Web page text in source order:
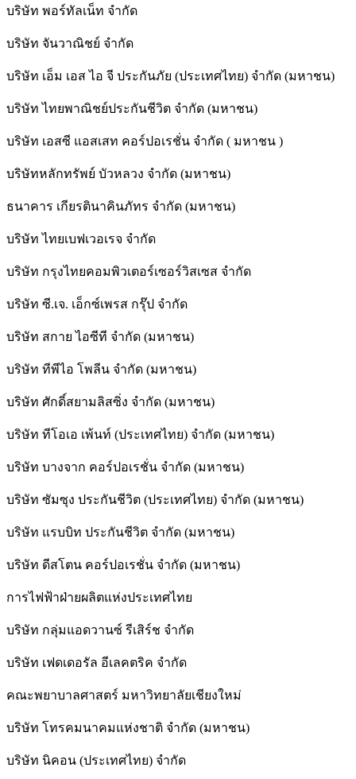
บริษัท พอร์ทัลเน็ท จำกัด
บริษัท จันวาณิชย์ จำกัด
บริษัท เอ็ม เอส ไอ จี ประกันภัย (ประเทศไทย) จำกัด (มหาชน)
บริษัท ไทยพาณิชย์ประกันชีวิต จำกัด (มหาชน)
บริษัท เอสซี แอสเสท คอร์ปอเรชั่น จำกัด ( มหาชน )
บริษัทหลักทรัพย์ บัวหลวง จำกัด (มหาชน)
ธนาคาร เกียรตินาคินภัทร จำกัด (มหาชน)
บริษัท ไทยเบฟเวอเรจ จำกัด
บริษัท กรุงไทยคอมพิวเตอร์เซอร์วิสเซส จำกัด
บริษัท ซี.เจ. เอ็กซ์เพรส กรุ๊ป จำกัด
บริษัท สกาย ไอซีที จำกัด (มหาชน)
บริษัท ทีพีไอ โพลีน จำกัด (มหาชน)
บริษัท ศักดิ์สยามลิสซิ่ง จำกัด (มหาชน)
บริษัท ทีโอเอ เพ้นท์ (ประเทศไทย) จำกัด (มหาชน)
บริษัท บางจาก คอร์ปอเรชั่น จำกัด (มหาชน)
บริษัท ซัมซุง ประกันชีวิต (ประเทศไทย) จำกัด (มหาชน)
บริษัท แรบบิท ประกันชีวิต จำกัด (มหาชน)
บริษัท ดีสโตน คอร์ปอเรชั่น จำกัด (มหาชน)
การไฟฟ้าฝ่ายผลิตแห่งประเทศไทย
บริษัท กลุ่มแอดวานซ์ รีเสิร์ช จำกัด
บริษัท เฟดเดอรัล อีเลคตริค จำกัด
คณะพยาบาลศาสตร์ มหาวิทยาลัยเชียงใหม่
บริษัท โทรคมนาคมแห่งชาติ จำกัด (มหาชน)
บริษัท นิคอน (ประเทศไทย) จำกัด